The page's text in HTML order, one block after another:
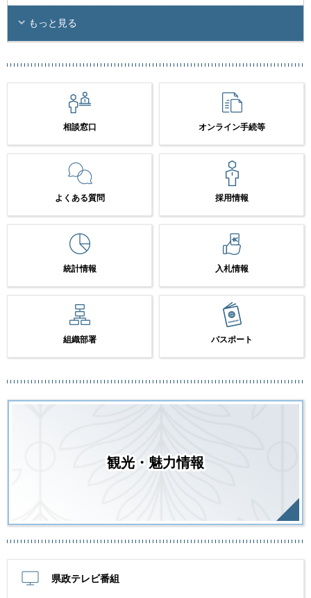
もっと見る
相談窓口 オンライン手続等
よくある質問 採用情報
統計情報 入札情報
組織部署 パスポート
観光・魅力情報
県政テレビ番組